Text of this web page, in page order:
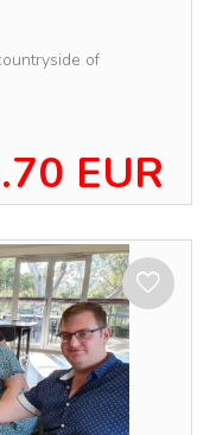
of
EUR